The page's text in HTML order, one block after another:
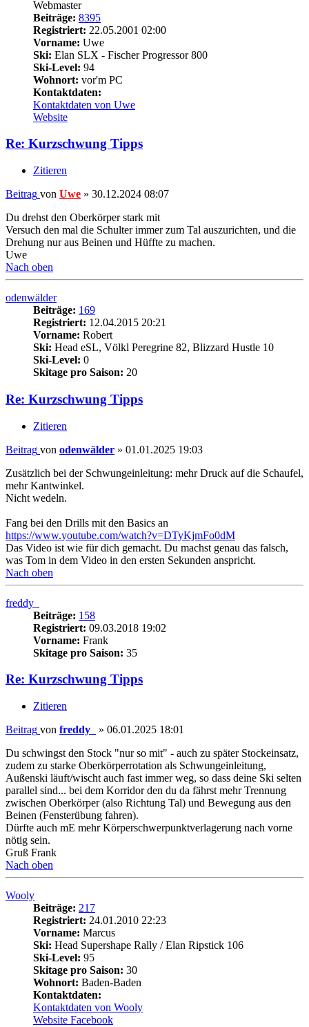
Webmaster
Beiträge: 8395
Registriert: 22.05.2001 02:00
Vorname: Uwe
Ski: Elan SLX - Fischer Progressor 800
Ski-Level: 94
Wohnort: vor'm PC
Kontaktdaten:
Kontaktdaten von Uwe
Website
Re: Kurzschwung Tipps
Zitieren
Beitrag von Uwe » 30.12.2024 08:07
Du drehst den Oberkörper stark mit
Versuch den mal die Schulter immer zum Tal auszurichten, und die
Drehung nur aus Beinen und Hüffte zu machen.
Uwe
Nach oben
odenwälder
Beiträge: 169
Registriert: 12.04.2015 20:21
Vorname: Robert
Ski: Head eSL, Völkl Peregrine 82, Blizzard Hustle 10
Ski-Level: 0
Skitage pro Saison: 20
Re: Kurzschwung Tipps
Zitieren
Beitrag von odenwälder » 01.01.2025 19:03
Zusätzlich bei der Schwungeinleitung: mehr Druck auf die Schaufel,
mehr Kantwinkel.
Nicht wedeln.
Fang bei den Drills mit den Basics an
https://www.youtube.com/watch?v=DTyKjmFo0dM
Das Video ist wie für dich gemacht. Du machst genau das falsch,
was Tom in dem Video in den ersten Sekunden anspricht.
Nach oben
freddy_
Beiträge: 158
Registriert: 09.03.2018 19:02
Vorname: Frank
Skitage pro Saison: 35
Re: Kurzschwung Tipps
Zitieren
Beitrag von freddy_ » 06.01.2025 18:01
Du schwingst den Stock "nur so mit" - auch zu später Stockeinsatz,
zudem zu starke Oberkörperrotation als Schwungeinleitung,
Außenski läuft/wischt auch fast immer weg, so dass deine Ski selten
parallel sind... bei dem Korridor den du da fährst mehr Trennung
zwischen Oberkörper (also Richtung Tal) und Bewegung aus den
Beinen (Fensterübung fahren).
Dürfte auch mE mehr Körperschwerpunktverlagerung nach vorne
nötig sein.
Gruß Frank
Nach oben
Wooly
Beiträge: 217
Registriert: 24.01.2010 22:23
Vorname: Marcus
Ski: Head Supershape Rally / Elan Ripstick 106
Ski-Level: 95
Skitage pro Saison: 30
Wohnort: Baden-Baden
Kontaktdaten:
Kontaktdaten von Wooly
Website Facebook